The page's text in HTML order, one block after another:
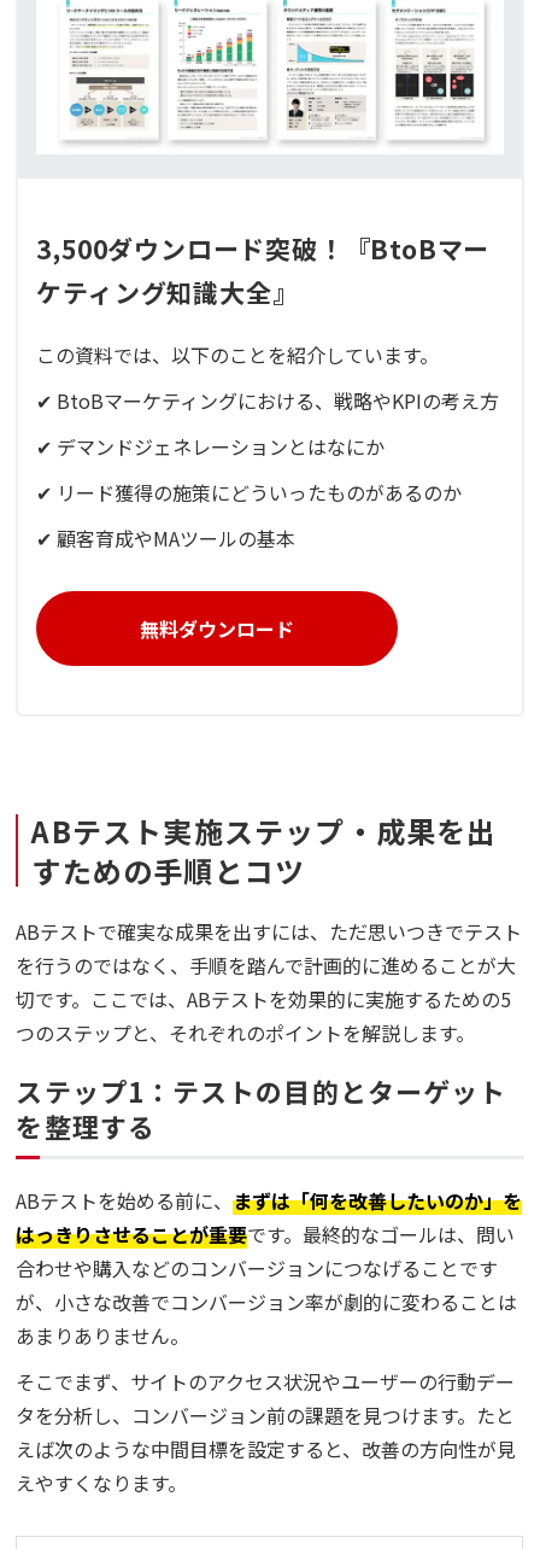
3,500ダウンロード突破！『BtoBマー
ケティング知識大全』
この資料では、以下のことを紹介しています。
✔ BtoBマーケティングにおける、戦略やKPIの考え方
✔ デマンドジェネレーションとはなにか
✔ リード獲得の施策にどういったものがあるのか
✔ 顧客育成やMAツールの基本
無料ダウンロード
ABテスト実施ステップ・成果を出
すための手順とコツ
ABテストで確実な成果を出すには、ただ思いつきでテスト
を行うのではなく、手順を踏んで計画的に進めることが大
切です。ここでは、ABテストを効果的に実施するための5
つのステップと、それぞれのポイントを解説します。
ステップ1：テストの目的とターゲット
を整理する
ABテストを始める前に、まずは「何を改善したいのか」を
はっきりさせることが重要です。最終的なゴールは、問い
合わせや購入などのコンバージョンにつなげることです
が、小さな改善でコンバージョン率が劇的に変わることは
あまりありません。
そこでまず、サイトのアクセス状況やユーザーの行動デー
タを分析し、コンバージョン前の課題を見つけます。たと
えば次のような中間目標を設定すると、改善の方向性が見
えやすくなります。